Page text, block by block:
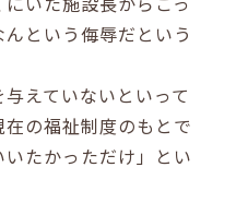
という侮辱だという
えていないといって
の福祉制度のもとで
たかっただけ」とい